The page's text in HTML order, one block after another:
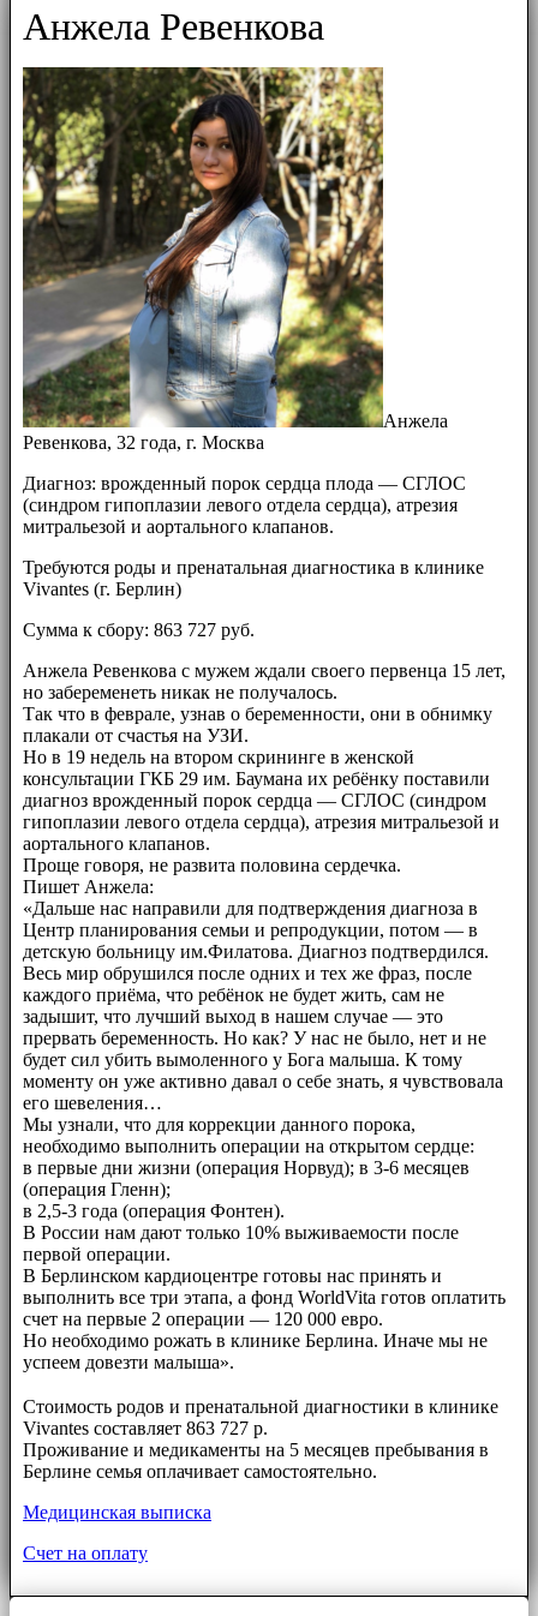
Анжела Ревенкова
Анжела
Ревенкова, 32 года, г. Москва
Диагноз: врожденный порок сердца плода — СГЛОС
(синдром гипоплазии левого отдела сердца), атрезия
митральезой и аортального клапанов.
Требуются роды и пренатальная диагностика в клинике
Vivantes (г. Берлин)
Сумма к сбору: 863 727 руб.
Анжела Ревенкова с мужем ждали своего первенца 15 лет,
но забеременеть никак не получалось.
Так что в феврале, узнав о беременности, они в обнимку
плакали от счастья на УЗИ.
Но в 19 недель на втором скрининге в женской
консультации ГКБ 29 им. Баумана их ребёнку поставили
диагноз врожденный порок сердца — СГЛОС (синдром
гипоплазии левого отдела сердца), атрезия митральезой и
аортального клапанов.
Проще говоря, не развита половина сердечка.
Пишет Анжела:
«Дальше нас направили для подтверждения диагноза в
Центр планирования семьи и репродукции, потом — в
детскую больницу им.Филатова. Диагноз подтвердился.
Весь мир обрушился после одних и тех же фраз, после
каждого приёма, что ребёнок не будет жить, сам не
задышит, что лучший выход в нашем случае — это
прервать беременность. Но как? У нас не было, нет и не
будет сил убить вымоленного у Бога малыша. К тому
моменту он уже активно давал о себе знать, я чувствовала
его шевеления…
Мы узнали, что для коррекции данного порока,
необходимо выполнить операции на открытом сердце:
в первые дни жизни (операция Норвуд); в 3-6 месяцев
(операция Гленн);
в 2,5-3 года (операция Фонтен).
В России нам дают только 10% выживаемости после
первой операции.
В Берлинском кардиоцентре готовы нас принять и
выполнить все три этапа, а фонд WorldVita готов оплатить
счет на первые 2 операции — 120 000 евро.
Но необходимо рожать в клинике Берлина. Иначе мы не
успеем довезти малыша».
Стоимость родов и пренатальной диагностики в клинике
Vivantes составляет 863 727 р.
Проживание и медикаменты на 5 месяцев пребывания в
Берлине семья оплачивает самостоятельно.
Медицинская выписка
Счет на оплату